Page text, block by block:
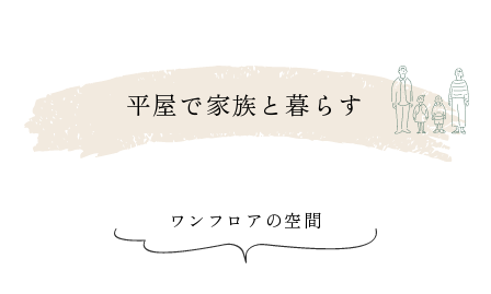
平屋で家族と暮らす
ワンフロアの空間